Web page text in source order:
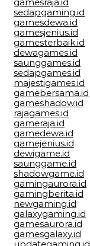
sedapgaming.id
gamesdewa.id
gamesjenius.id
gamesterbaik.id
dewagames.id
saunggames.id
sedapgames.id
majestigames.id
gamebersama.id
gameshadow.id
rajagames.id
gameraja.id
gamedewa.id
gamejenius.id
dewigame.id
saunggame.id
shadowgame.id
gamingaurora.id
gamingberita.id
newgaming.id
galaxygaming.id
gamesaurora.id
gamesgalaxy.id